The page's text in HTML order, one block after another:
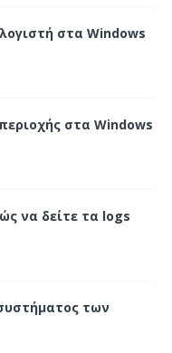
στα Windows
στα Windows
να δείτε τα logs
των